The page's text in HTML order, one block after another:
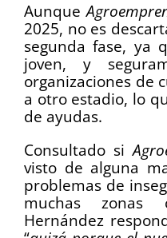
Aunque
2025, no es
segunda fase, ya
joven, y
organizaciones de
a otro estadio, lo
de ayudas.
Consultado si
visto de alguna
problemas de
muchas zonas
Hernández